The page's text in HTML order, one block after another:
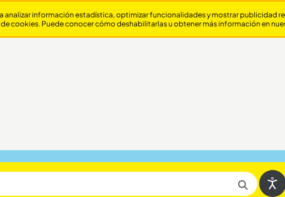
información estadística, optimizar funcionalidades y mostrar publicidad
cookies. Puede conocer cómo deshabilitarlas u obtener más información en